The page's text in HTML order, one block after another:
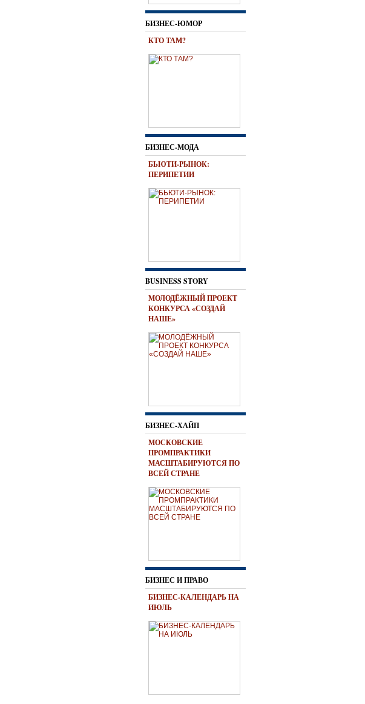
БИЗНЕС-ЮМОР
КТО ТАМ?
БИЗНЕС-МОДА
БЬЮТИ-РЫНОК:
ПЕРИПЕТИИ
BUSINESS STORY
МОЛОДЁЖНЫЙ ПРОЕКТ
КОНКУРСА «СОЗДАЙ
НАШЕ»
БИЗНЕС-ХАЙП
МОСКОВСКИЕ
ПРОМПРАКТИКИ
МАСШТАБИРУЮТСЯ ПО
ВСЕЙ СТРАНЕ
БИЗНЕС И ПРАВО
БИЗНЕС-КАЛЕНДАРЬ НА
ИЮЛЬ